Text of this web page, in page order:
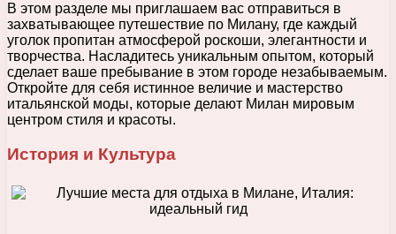
В этом разделе мы приглашаем вас отправиться в
захватывающее путешествие по Милану, где каждый
уголок пропитан атмосферой роскоши, элегантности и
творчества. Насладитесь уникальным опытом, который
сделает ваше пребывание в этом городе незабываемым.
Откройте для себя истинное величие и мастерство
итальянской моды, которые делают Милан мировым
центром стиля и красоты.
История и Культура